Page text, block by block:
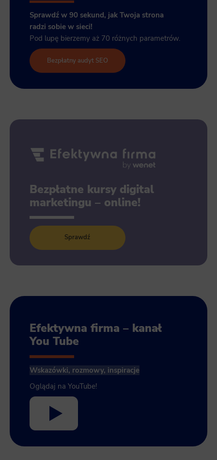
Sprawdź w 90 sekund, jak Twoja strona
radzi sobie w sieci!
Pod lupę bierzemy aż 70 różnych parametrów.
Bezpłatny audyt SEO
Bezpłatne kursy digital
marketingu – online!
Sprawdź
Efektywna firma – kanał
You Tube
Wskazówki, rozmowy, inspiracje
Oglądaj na YouTube!